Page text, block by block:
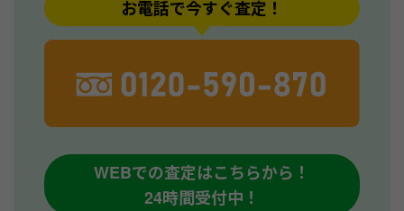
お電話で今すぐ査定！
WEBでの査定はこちらから！
24時間受付中！